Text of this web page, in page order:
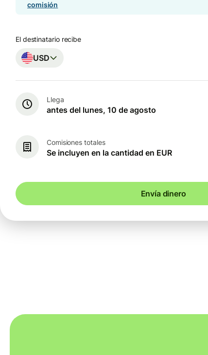
comisión
El destinatario recibe
USD
Llega
antes del lunes, 10 de agosto
Comisiones totales
Se incluyen en la cantidad en EUR
Envía dinero